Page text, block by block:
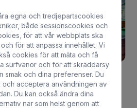
gym
Bull Escorial & Spa
11
Mostrar más
egna och tredjepartscookies
både sessionscookies och
för att vår webbplats ska
för att anpassa innehållet. Vi
cookies för att mäta och få
surfvanor och för att skräddarsy
smak och dina preferenser. Du
acceptera användningen av
Du kan också ändra dina
när som helst genom att